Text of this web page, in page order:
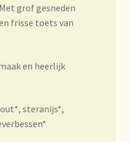
grof gesneden
frisse toets van
en heerlijk
steranijs*,